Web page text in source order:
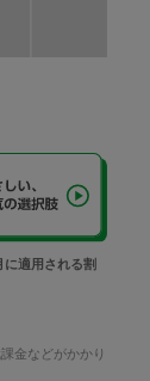
適用される割
金などがかかり